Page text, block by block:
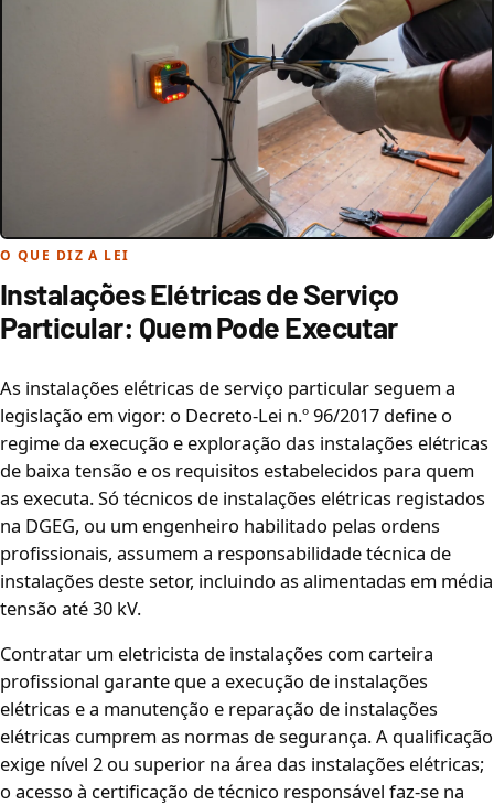
O QUE DIZ A LEI
Instalações Elétricas de Serviço
Particular: Quem Pode Executar
As instalações elétricas de serviço particular seguem a
legislação em vigor: o Decreto-Lei n.º 96/2017 define o
regime da execução e exploração das instalações elétricas
de baixa tensão e os requisitos estabelecidos para quem
as executa. Só técnicos de instalações elétricas registados
na DGEG, ou um engenheiro habilitado pelas ordens
profissionais, assumem a responsabilidade técnica de
instalações deste setor, incluindo as alimentadas em média
tensão até 30 kV.
Contratar um eletricista de instalações com carteira
profissional garante que a execução de instalações
elétricas e a manutenção e reparação de instalações
elétricas cumprem as normas de segurança. A qualificação
exige nível 2 ou superior na área das instalações elétricas;
o acesso à certificação de técnico responsável faz-se na